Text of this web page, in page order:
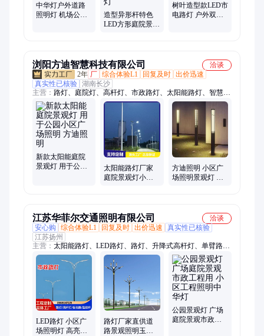
中华灯户外道路
照明灯 机场公园
造型异形杆特色
LED方形庭院景观
树叶造型款LED市
电路灯 户外双臂
浏阳方迪智慧科技有限公司
洽谈
2年 厂 综合体验L1 回复及时 出价迅速
真实性已核验 湖南长沙
主营： 路灯、庭院灯、高杆灯、市政路灯、太阳能路灯、智慧路
灯、景观灯
新款太阳能庭院
景观灯 用于公园
太阳能路灯厂家
庭院景观灯小区
方迪照明 小区广
场照明景观灯 太
江苏华菲尔交通照明有限公司
洽谈
安心购
综合体验L1 回复及时 出价迅速
真实性已核验
江苏扬州
主营： 太阳能路灯、LED路灯、路灯、升降式高杆灯、单臂路
灯、公园景观灯、交通照明牌、户外灯、景观园林灯、广场灯、
交通信号杆
LED路灯 小区广
场照明灯 高亮可
路灯厂家直供道
路景观照明玉兰
公园景观灯 广场
庭院景观市政工